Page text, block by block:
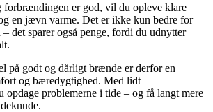
forbrændingen er god, vil du opleve klare
en jævn varme. Det er ikke kun bedre for
det sparer også penge, fordi du udnytter
på godt og dårligt brænde er derfor en
og bæredygtighed. Med lidt
opdage problemerne i tide – og få langt mere